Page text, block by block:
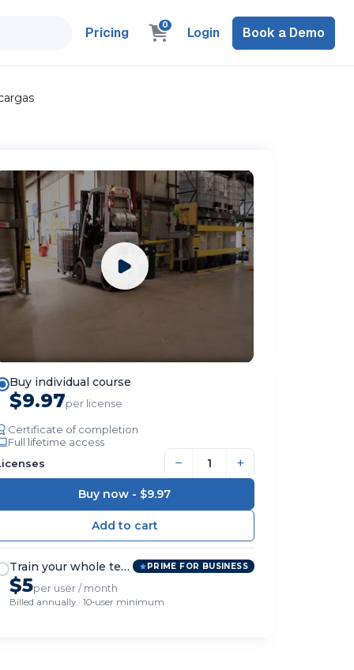
Pricing 0 Login Book a Demo
Buy individual course
$9.97per license
Certificate of completion
Full lifetime access
− +
Buy now - $9.97
Train your whole team PRIME FOR BUSINESS
$5per user / month
Billed annually · 10-user minimum